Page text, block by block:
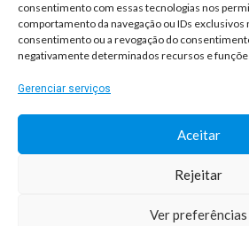
consentimento com essas tecnologias nos
comportamento da navegação ou IDs exclusivos
consentimento ou a revogação do
negativamente determinados recursos e
Gerenciar serviços
Aceitar
Rejeitar
Ver preferências